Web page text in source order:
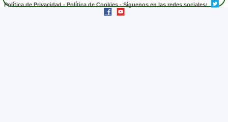
Política de Privacidad - Política de Cookies - Síguenos en las redes sociales: